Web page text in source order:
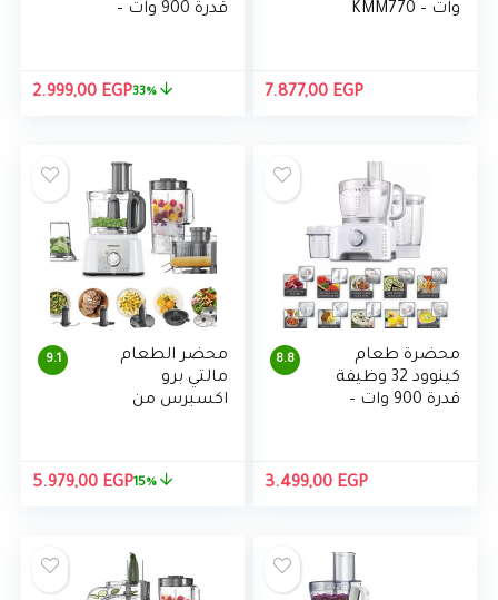
وات – KMM770
7.877,00 EGP
قدرة 900 وات –
السعر
4.499,00 EGP.
2.999,00 EGP 33%
8.8
محضرة طعام
كينوود 32 وظيفة
قدرة 900 وات –
3.499,00 EGP
9.1
محضر الطعام
مالتي برو
اكسبرس من
السعر
6.999,00 EGP.
5.979,00 EGP 15%